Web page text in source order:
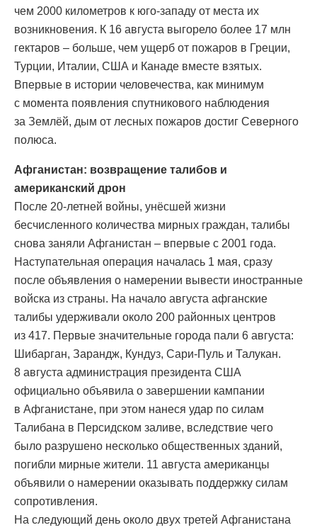
чем 2000 километров к юго-западу от места их
возникновения. К 16 августа выгорело более 17 млн
гектаров – больше, чем ущерб от пожаров в Греции,
Турции, Италии, США и Канаде вместе взятых.
Впервые в истории человечества, как минимум
с момента появления спутникового наблюдения
за Землёй, дым от лесных пожаров достиг Северного
полюса.
Афганистан: возвращение талибов и
американский дрон
После 20-летней войны, унёсшей жизни
бесчисленного количества мирных граждан, талибы
снова заняли Афганистан – впервые с 2001 года.
Наступательная операция началась 1 мая, сразу
после объявления о намерении вывести иностранные
войска из страны. На начало августа афганские
талибы удерживали около 200 районных центров
из 417. Первые значительные города пали 6 августа:
Шибарган, Зарандж, Кундуз, Сари-Пуль и Талукан.
8 августа администрация президента США
официально объявила о завершении кампании
в Афганистане, при этом нанеся удар по силам
Талибана в Персидском заливе, вследствие чего
было разрушено несколько общественных зданий,
погибли мирные жители. 11 августа американцы
объявили о намерении оказывать поддержку силам
сопротивления.
На следующий день около двух третей Афганистана